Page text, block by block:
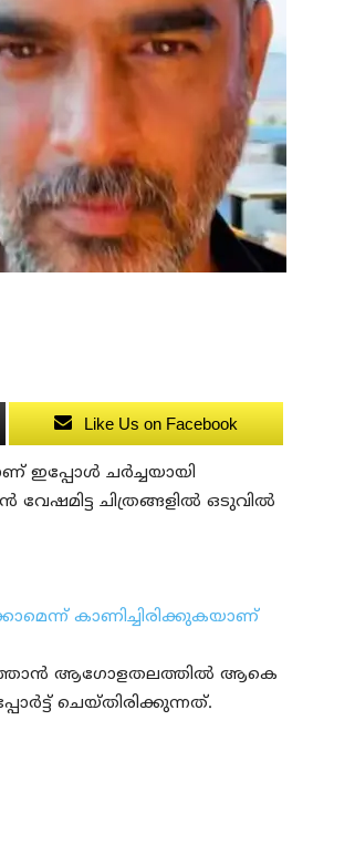
Like Us on Facebook
ഇപ്പോൾ ചര്‍ച്ചയായി
ചിത്രങ്ങളില്‍ ഒടുവില്‍
കാണിച്ചിരിക്കുകയാണ്
ആഗോളതലത്തില്‍ ആകെ
ചെയ്തിരിക്കുന്നത്.